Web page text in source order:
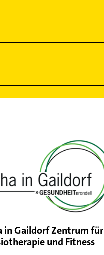
in Gaildorf Zentrum für
und Fitness